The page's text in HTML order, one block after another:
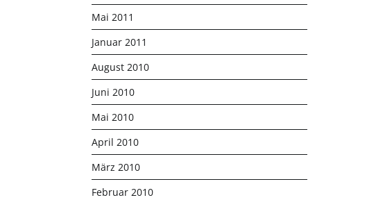
Mai 2011
Januar 2011
August 2010
Juni 2010
Mai 2010
April 2010
März 2010
Februar 2010